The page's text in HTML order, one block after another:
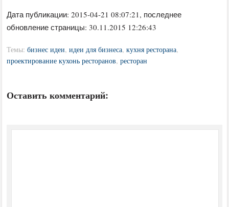
Дата публикации:2015-04-21 08:07:21, последнее
обновление страницы: 30.11.2015 12:26:43
Темы:бизнес идеи,идеи для бизнеса,кухня ресторана,
проектирование кухонь ресторанов,ресторан
Оставить комментарий: